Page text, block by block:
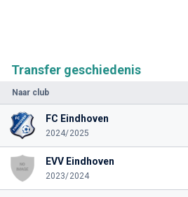
Transfer geschiedenis
Naar club
FC Eindhoven
2024/2025
EVV Eindhoven
2023/2024